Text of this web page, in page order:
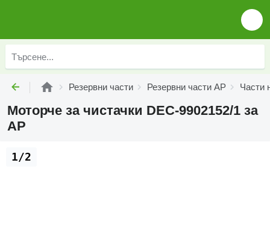
Резервни части Резервни части AP Части
Моторче за чистачки DEC-9902152/1 за
AP
1/2